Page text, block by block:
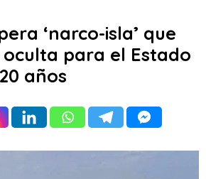
‘narco-isla’ que
para el Estado
años